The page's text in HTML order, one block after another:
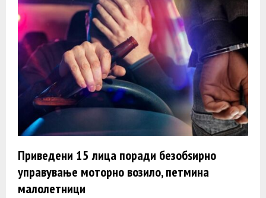
Приведени 15 лица поради безобѕирно
управување моторно возило, петмина
малолетници